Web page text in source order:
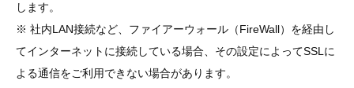
します。
※ 社内LAN接続など、ファイアーウォール（FireWall）を経由し
てインターネットに接続している場合、その設定によってSSLに
よる通信をご利用できない場合があります。